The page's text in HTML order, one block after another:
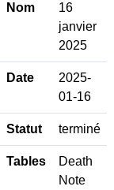
Nom
16
janvier
2025
Date
2025-
01-16
Statut terminé
Tables
Death
Note